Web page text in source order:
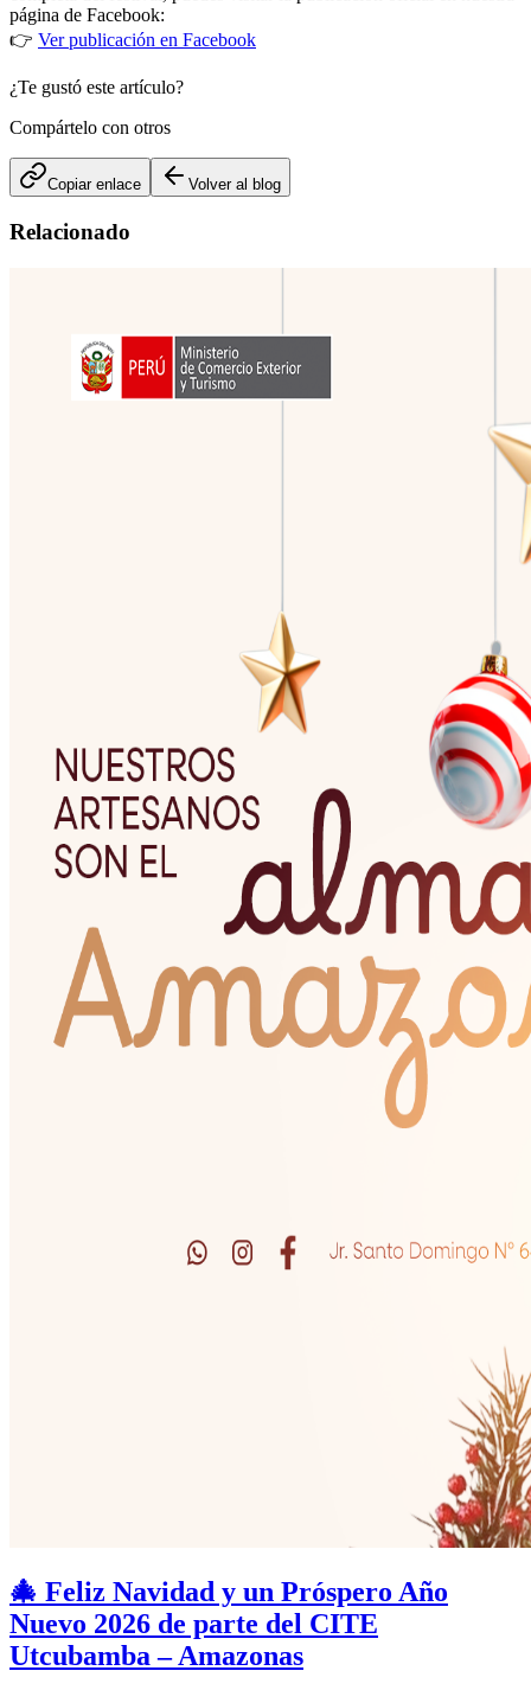
página de Facebook:
👉 Ver publicación en Facebook
¿Te gustó este artículo?
Compártelo con otros
Copiar enlace Volver al blog
Relacionado
🎄 Feliz Navidad y un Próspero Año
Nuevo 2026 de parte del CITE
Utcubamba – Amazonas